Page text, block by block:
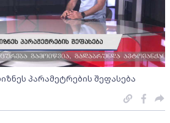
პარამეტრების შეფასება